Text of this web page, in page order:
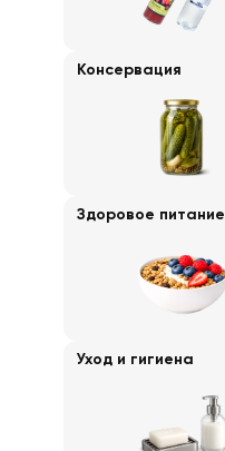
Консервация
Здоровое питание
Уход и гигиена